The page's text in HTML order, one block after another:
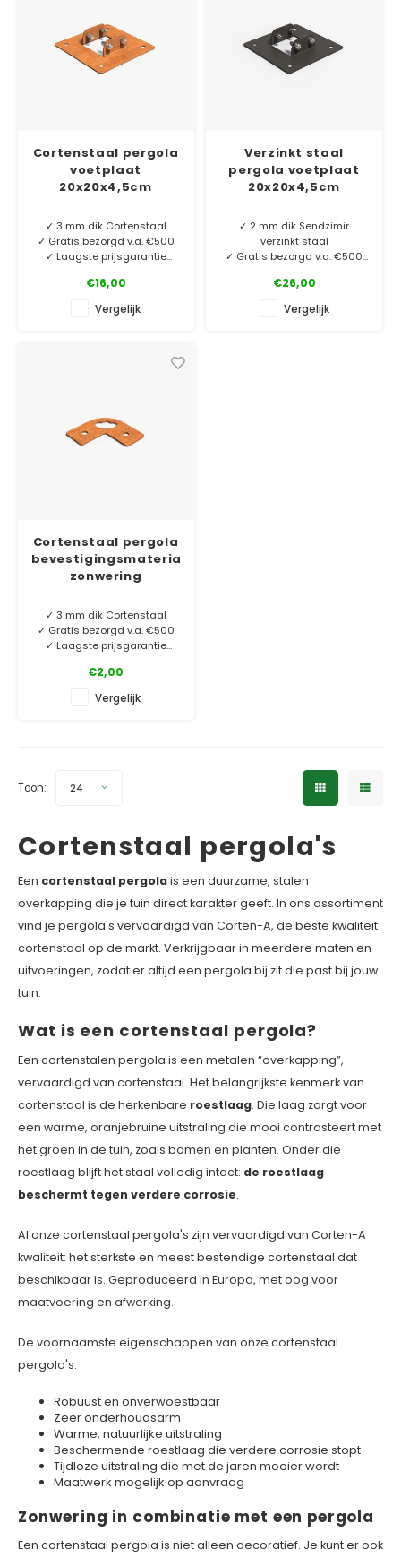
Cortenstaal pergola
voetplaat
20x20x4,5cm
✓ 3 mm dik Cortenstaal
✓ Gratis bezorgd v.a. €500
✓ Laagste prijsgarantie
Voetplaat voor het plaatsen
van onze cortenstaal
€16,00
Vergelijk
Verzinkt staal
pergola voetplaat
20x20x4,5cm
✓ 2 mm dik Sendzimir
verzinkt staal
✓ Gratis bezorgd v.a. €500
✓ 6 jaar garantie
Voetplaat voor het plaatsen
€26,00
Vergelijk
Cortenstaal pergola
bevestigingsmateriaal
zonwering
✓ 3 mm dik Cortenstaal
✓ Gratis bezorgd v.a. €500
✓ Laagste prijsgarantie
Bevestigingsmateriaal voor
het bevestigen van
€2,00
Vergelijk
Toon: 24
Cortenstaal pergola's
Een cortenstaal pergolais een duurzame, stalen
overkapping die je tuin direct karakter geeft. In ons assortiment
vind je pergola's vervaardigd van Corten-A, de beste kwaliteit
cortenstaal op de markt. Verkrijgbaar in meerdere maten en
uitvoeringen, zodat er altijd een pergola bij zit die past bij jouw
tuin.
Wat is een cortenstaal pergola?
Een cortenstalen pergola is een metalen “overkapping”,
vervaardigd van cortenstaal. Het belangrijkste kenmerk van
cortenstaal is de herkenbare roestlaag. Die laag zorgt voor
een warme, oranjebruine uitstraling die mooi contrasteert met
het groen in de tuin, zoals bomen en planten. Onder die
roestlaag blijft het staal volledig intact: de roestlaag
beschermt tegen verdere corrosie.
Al onze cortenstaal pergola's zijn vervaardigd van Corten-A
kwaliteit: het sterkste en meest bestendige cortenstaal dat
beschikbaar is. Geproduceerd in Europa, met oog voor
maatvoering en afwerking.
De voornaamste eigenschappen van onze cortenstaal
pergola's:
Robuust en onverwoestbaar
Zeer onderhoudsarm
Warme, natuurlijke uitstraling
Beschermende roestlaag die verdere corrosie stopt
Tijdloze uitstraling die met de jaren mooier wordt
Maatwerk mogelijk op aanvraag
Zonwering in combinatie met een pergola
Een cortenstaal pergola is niet alleen decoratief. Je kunt er ook